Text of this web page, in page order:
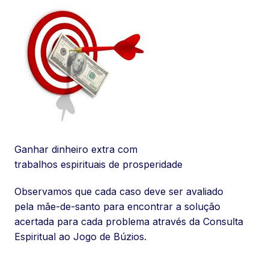
Ganhar dinheiro extra com
trabalhos espirituais de prosperidade
Observamos que cada caso deve ser avaliado
pela mãe-de-santo para encontrar a solução
acertada para cada problema através da Consulta
Espiritual ao Jogo de Búzios.